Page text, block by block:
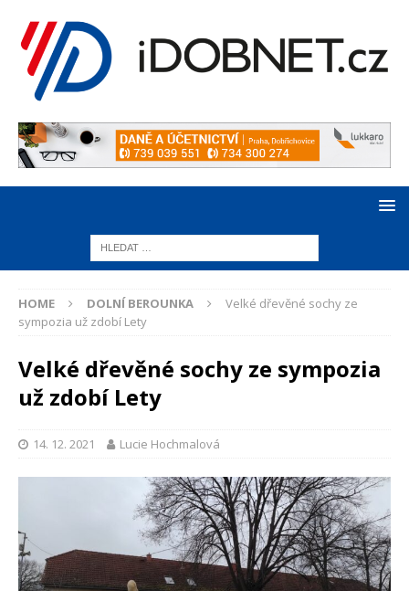
HOME DOLNÍ BEROUNKA
Velké dřevěné sochy ze
sympozia už zdobí Lety
Velké dřevěné sochy ze sympozia
už zdobí Lety
14. 12. 2021 Lucie Hochmalová